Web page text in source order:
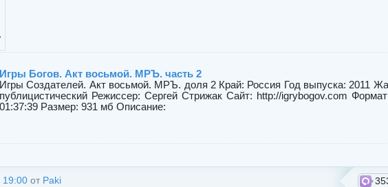
Игры Богов. Акт восьмой. МРЪ. часть 2
Игры Создателей. Акт восьмой. МРЪ. доля 2 Край: Россия Год выпуска: 2011
публицистический Режиссер: Сергей Стрижак Сайт: http://igrybogov.com
01:37:39 Размер: 931 мб Описание:
19:00 от Paki